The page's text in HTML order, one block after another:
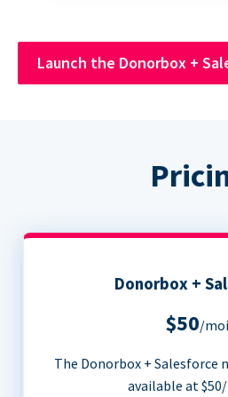
Launch the Donorbox +
Donorbox +
$50/
The Donorbox + Salesforce
available at